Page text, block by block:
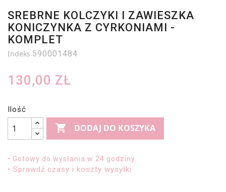
SREBRNE KOLCZYKI I ZAWIESZKA
KONICZYNKA Z CYRKONIAMI -
KOMPLET
Indeks 590001484
130,00 ZŁ
Ilość
 DODAJ DO KOSZYKA
• Gotowy do wysłania w 24 godziny.
• Sprawdź czasy i koszty wysyłki